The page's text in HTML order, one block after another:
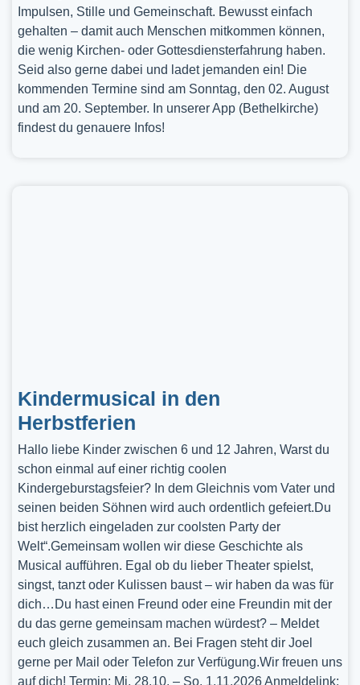
Impulsen, Stille und Gemeinschaft. Bewusst einfach
gehalten – damit auch Menschen mitkommen können,
die wenig Kirchen- oder Gottesdiensterfahrung haben.
Seid also gerne dabei und ladet jemanden ein! Die
kommenden Termine sind am Sonntag, den 02. August
und am 20. September. In unserer App (Bethelkirche)
findest du genauere Infos!
Kindermusical in den
Herbstferien
Hallo liebe Kinder zwischen 6 und 12 Jahren, Warst du
schon einmal auf einer richtig coolen
Kindergeburstagsfeier? In dem Gleichnis vom Vater und
seinen beiden Söhnen wird auch ordentlich gefeiert.Du
bist herzlich eingeladen zur coolsten Party der
Welt“.Gemeinsam wollen wir diese Geschichte als
Musical aufführen. Egal ob du lieber Theater spielst,
singst, tanzt oder Kulissen baust – wir haben da was für
dich…Du hast einen Freund oder eine Freundin mit der
du das gerne gemeinsam machen würdest? – Meldet
euch gleich zusammen an. Bei Fragen steht dir Joel
gerne per Mail oder Telefon zur Verfügung.Wir freuen uns
auf dich! Termin: Mi, 28.10. – So, 1.11.2026 Anmeldelink: